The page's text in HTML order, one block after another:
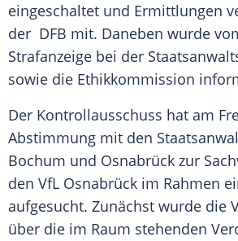
eingeschaltet und Ermittlungen
der DFB mit. Daneben wurde
Strafanzeige bei der
sowie die Ethikkommission
Der Kontrollausschuss hat am
Abstimmung mit den
Bochum und Osnabrück zur
den VfL Osnabrück im Rahmen
aufgesucht. Zunächst wurde die
über die im Raum stehenden